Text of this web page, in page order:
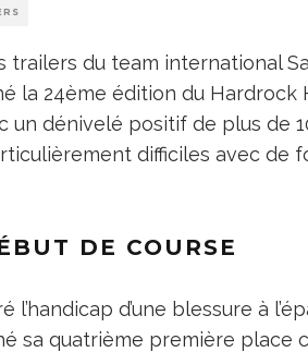
trailers du team international
la 24ème édition du Hardrock
un dénivelé positif de plus de
difficiles avec de
DE COURSE
d’une blessure à
sa quatrième première place